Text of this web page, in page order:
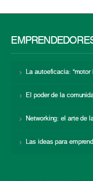
La autoeficacia:
El poder de la
Networking: el arte de
Las ideas para